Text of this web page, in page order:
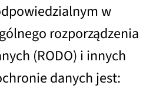
w
rozporządzenia
(RODO) i innych
danych jest: